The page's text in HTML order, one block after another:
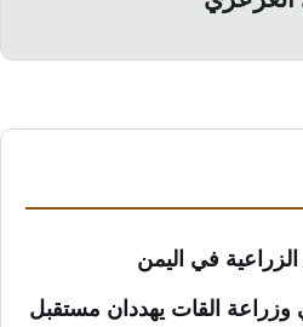
في اليمن
وزراعة القات يهددان مستقبل